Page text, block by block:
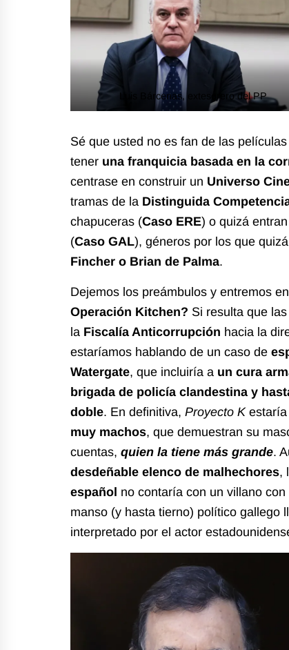
Luis Bárcenas, extesorero del PP
Sé que usted no es fan de las películas
tener una franquicia basada en la
centrase en construir un Universo
tramas de la Distinguida
chapuceras (Caso ERE) o quizá
(Caso GAL), géneros por los que
Fincher o Brian de Palma.
Dejemos los preámbulos y entremos
Operación Kitchen? Si resulta que
la Fiscalía Anticorrupción hacia la
estaríamos hablando de un caso de
Watergate, que incluiría a un cura
brigada de policía clandestina y
doble. En definitiva, Proyecto Kestaría
muy machos, que demuestran su
cuentas, quien la tiene más grande.
desdeñable elenco de malhechores,
español no contaría con un villano con
manso (y hasta tierno) político gallego
interpretado por el actor